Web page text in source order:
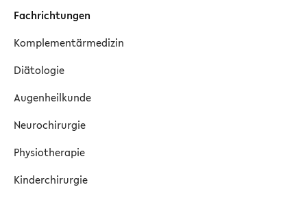
Fachrichtungen
Komplementärmedizin
Diätologie
Augenheilkunde
Neurochirurgie
Physiotherapie
Kinderchirurgie